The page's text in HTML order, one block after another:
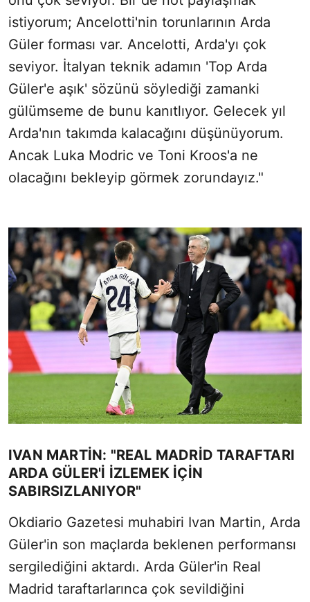
istiyorum; Ancelotti'nin torunlarının Arda
Güler forması var. Ancelotti, Arda'yı çok
seviyor. İtalyan teknik adamın 'Top Arda
Güler'e aşık' sözünü söylediği zamanki
gülümseme de bunu kanıtlıyor. Gelecek yıl
Arda'nın takımda kalacağını düşünüyorum.
Ancak Luka Modric ve Toni Kroos'a ne
olacağını bekleyip görmek zorundayız."
IVAN MARTIN: "REAL MADRID TARAFTARI
ARDA GÜLER'I IZLEMEK IÇIN
SABIRSIZLANIYOR"
Okdiario Gazetesi muhabiri Ivan Martin, Arda
Güler'in son maçlarda beklenen performansı
sergilediğini aktardı. Arda Güler'in Real
Madrid taraftarlarınca çok sevildiğini